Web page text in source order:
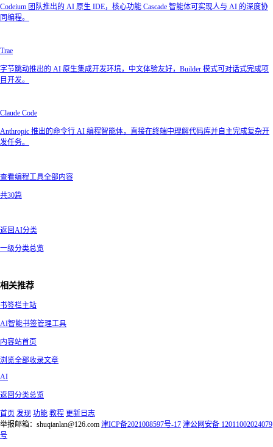
Codeium 团队推出的 AI 原生 IDE，核心功能 Cascade 智能体可实现人与 AI 的深度协
同编程。
Trae
字节跳动推出的 AI 原生集成开发环境，中文体验友好，Builder 模式可对话式完成项
目开发。
Claude Code
Anthropic 推出的命令行 AI 编程智能体，直接在终端中理解代码库并自主完成复杂开
发任务。
查看编程工具全部内容
共30篇
返回AI分类
一级分类总览
相关推荐
书签栏主站
AI智能书签管理工具
内容站首页
浏览全部收录文章
AI
返回分类总览
首页 发现 功能 教程 更新日志
举报邮箱：shuqianlan@126.com 津ICP备2021008597号-17 津公网安备 12011002024079
号